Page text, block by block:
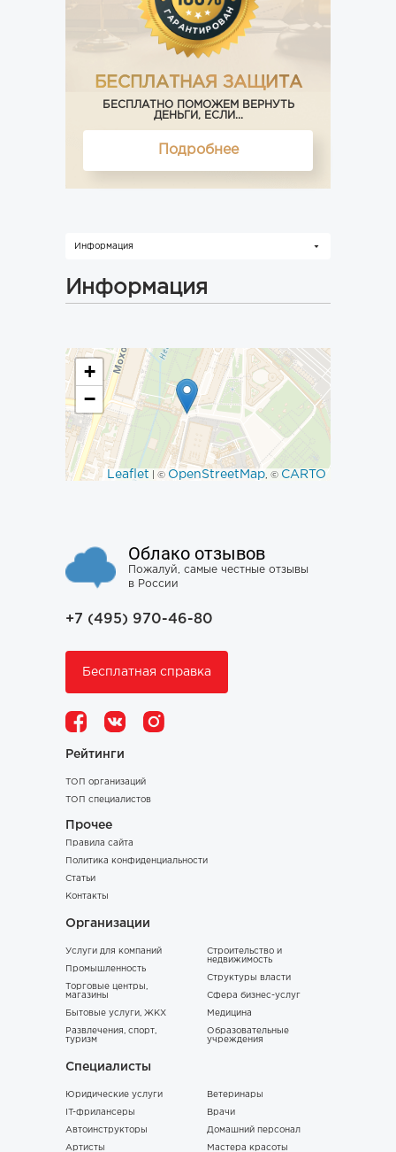
БЕСПЛАТНАЯ ЗАЩИТА
БЕСПЛАТНО ПОМОЖЕМ ВЕРНУТЬ
ДЕНЬГИ, ЕСЛИ...
Подробнее
Информация
Информация
+
−
Leaflet | © OpenStreetMap, © CARTO
Облако отзывов
Пожалуй, самые честные отзывы
в России
+7 (495) 970-46-80
Бесплатная справка
Рейтинги
ТОП организаций
ТОП специалистов
Прочее
Правила сайта
Политика конфиденциальности
Статьи
Контакты
Организации
Услуги для компаний
Промышленность
Торговые центры,
магазины
Бытовые услуги, ЖКХ
Развлечения, спорт,
туризм
Строительство и
недвижимость
Структуры власти
Сфера бизнес-услуг
Медицина
Образовательные
учреждения
Специалисты
Юридические услуги
IT-фрилансеры
Автоинструкторы
Артисты
Ветеринары
Врачи
Домашний персонал
Мастера красоты